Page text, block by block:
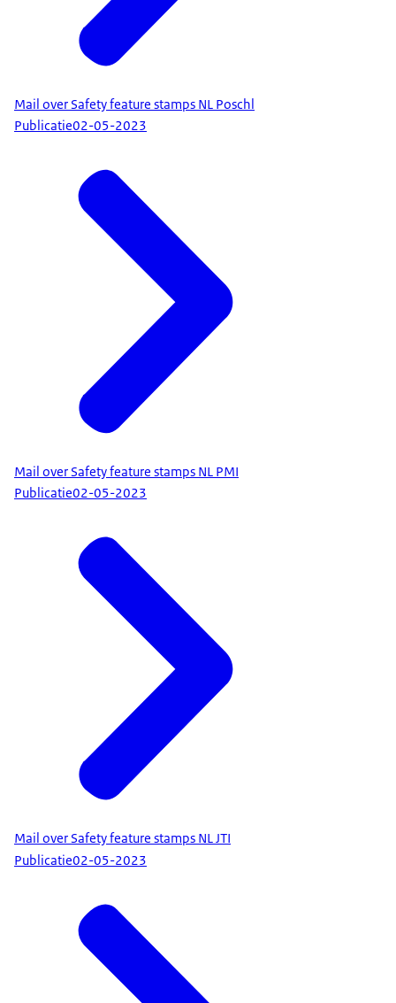
Mail over Safety feature stamps NL Poschl
Publicatie02-05-2023
Mail over Safety feature stamps NL PMI
Publicatie02-05-2023
Mail over Safety feature stamps NL JTI
Publicatie02-05-2023